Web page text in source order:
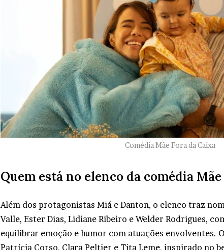
Comédia Mãe Fora da Caixa
Quem está no elenco da comédia Mãe
Além dos protagonistas Miá e Danton, o elenco traz
Valle, Ester Dias, Lidiane Ribeiro e Welder Rodrigues,
equilibrar emoção e humor com atuações envolventes.
Patrícia Corso, Clara Peltier e Tita Leme, inspirado no